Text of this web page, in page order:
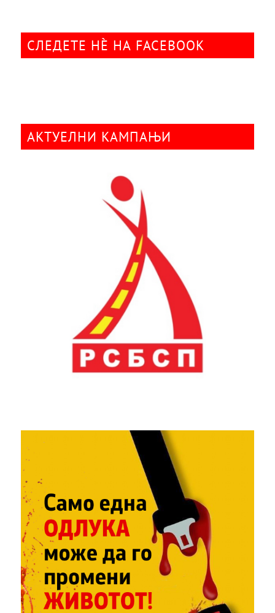
СЛЕДЕТЕ НÈ НА FACEBOOK
АКТУЕЛНИ КАМПАЊИ